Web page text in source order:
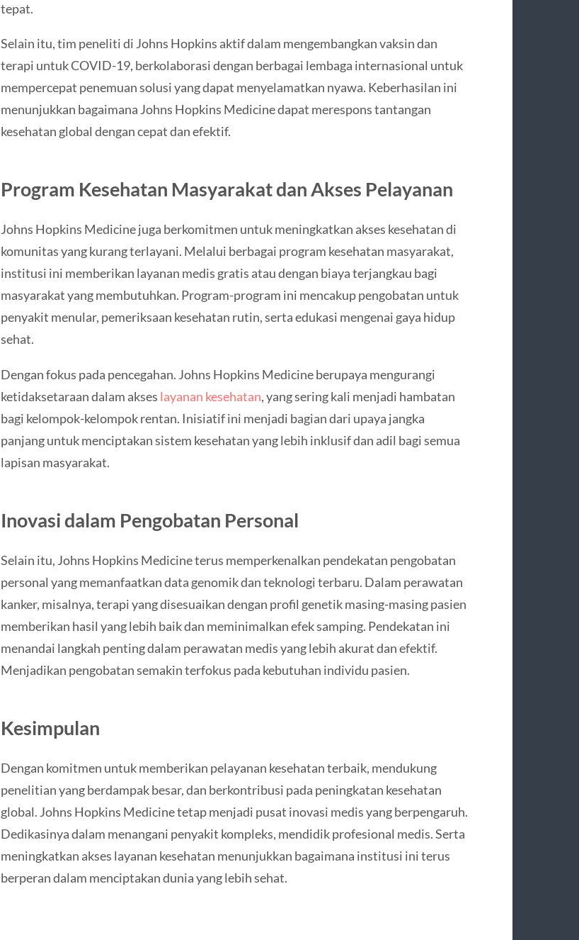
tepat.
Selain itu, tim peneliti di Johns Hopkins aktif dalam mengembangkan vaksin dan
terapi untuk COVID-19, berkolaborasi dengan berbagai lembaga internasional untuk
mempercepat penemuan solusi yang dapat menyelamatkan nyawa. Keberhasilan ini
menunjukkan bagaimana Johns Hopkins Medicine dapat merespons tantangan
kesehatan global dengan cepat dan efektif.
Program Kesehatan Masyarakat dan Akses Pelayanan
Johns Hopkins Medicine juga berkomitmen untuk meningkatkan akses kesehatan di
komunitas yang kurang terlayani. Melalui berbagai program kesehatan masyarakat,
institusi ini memberikan layanan medis gratis atau dengan biaya terjangkau bagi
masyarakat yang membutuhkan. Program-program ini mencakup pengobatan untuk
penyakit menular, pemeriksaan kesehatan rutin, serta edukasi mengenai gaya hidup
sehat.
Dengan fokus pada pencegahan. Johns Hopkins Medicine berupaya mengurangi
ketidaksetaraan dalam akses layanan kesehatan, yang sering kali menjadi hambatan
bagi kelompok-kelompok rentan. Inisiatif ini menjadi bagian dari upaya jangka
panjang untuk menciptakan sistem kesehatan yang lebih inklusif dan adil bagi semua
lapisan masyarakat.
Inovasi dalam Pengobatan Personal
Selain itu, Johns Hopkins Medicine terus memperkenalkan pendekatan pengobatan
personal yang memanfaatkan data genomik dan teknologi terbaru. Dalam perawatan
kanker, misalnya, terapi yang disesuaikan dengan profil genetik masing-masing pasien
memberikan hasil yang lebih baik dan meminimalkan efek samping. Pendekatan ini
menandai langkah penting dalam perawatan medis yang lebih akurat dan efektif.
Menjadikan pengobatan semakin terfokus pada kebutuhan individu pasien.
Kesimpulan
Dengan komitmen untuk memberikan pelayanan kesehatan terbaik, mendukung
penelitian yang berdampak besar, dan berkontribusi pada peningkatan kesehatan
global. Johns Hopkins Medicine tetap menjadi pusat inovasi medis yang berpengaruh.
Dedikasinya dalam menangani penyakit kompleks, mendidik profesional medis. Serta
meningkatkan akses layanan kesehatan menunjukkan bagaimana institusi ini terus
berperan dalam menciptakan dunia yang lebih sehat.